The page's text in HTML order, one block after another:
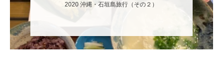
2020 沖縄・石垣島旅行（その２）